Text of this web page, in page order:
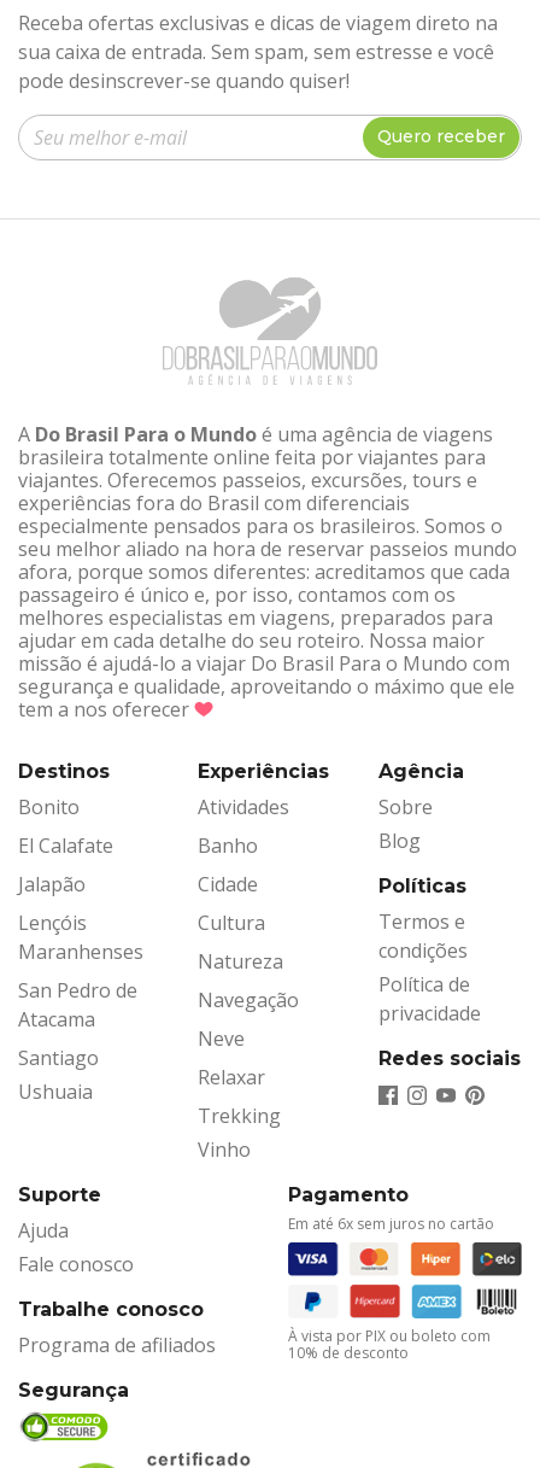
Receba ofertas exclusivas e dicas de viagem direto na
sua caixa de entrada. Sem spam, sem estresse e você
pode desinscrever-se quando quiser!
Insira seu e-mail
Quero receber
A Do Brasil Para o Mundoé uma agência de viagens
brasileira totalmente online feita por viajantes para
viajantes. Oferecemos passeios, excursões, tours e
experiências fora do Brasil com diferenciais
especialmente pensados para os brasileiros. Somos o
seu melhor aliado na hora de reservar passeios mundo
afora, porque somos diferentes: acreditamos que cada
passageiro é único e, por isso, contamos com os
melhores especialistas em viagens, preparados para
ajudar em cada detalhe do seu roteiro. Nossa maior
missão é ajudá-lo a viajar Do Brasil Para o Mundo com
segurança e qualidade, aproveitando o máximo que ele
tem a nos oferecer
Destinos
Bonito
El Calafate
Jalapão
Lençóis
Maranhenses
San Pedro de
Atacama
Santiago
Ushuaia
Experiências
Atividades
Banho
Cidade
Cultura
Natureza
Navegação
Neve
Relaxar
Trekking
Vinho
Agência
Sobre
Blog
Políticas
Termos e
condições
Política de
privacidade
Redes sociais
Suporte
Ajuda
Fale conosco
Trabalhe conosco
Programa de afiliados
Segurança
Pagamento
Em até 6x sem juros no cartão
À vista por PIX ou boleto com
10% de desconto